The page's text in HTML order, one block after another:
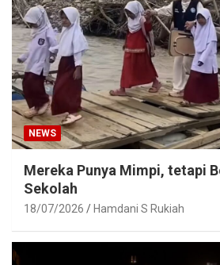
NEWS
Mereka Punya Mimpi, tetapi
Sekolah
18/07/2026 Hamdani S Rukiah